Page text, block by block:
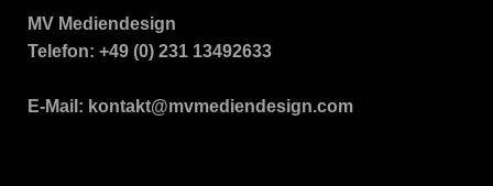
MV Mediendesign
Telefon: +49 (0) 231 13492633
E-Mail: kontakt@mvmediendesign.com